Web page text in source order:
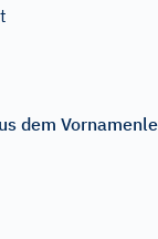
dem